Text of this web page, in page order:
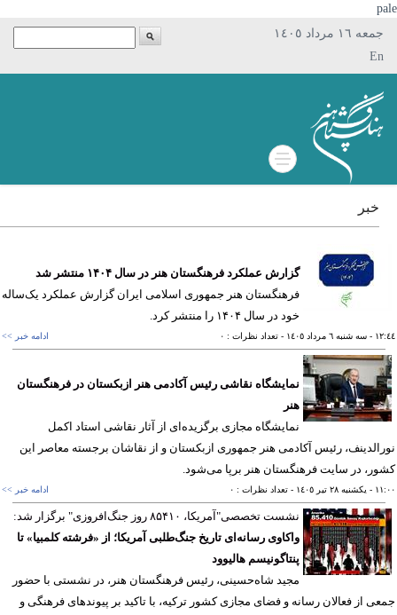
جمعه ١٦ مرداد ١٤٠٥
En
خبر
گزارش عملکرد فرهنگستان هنر در سال ۱۴۰۴ منتشر شد
فرهنگستان هنر جمهوری اسلامی ایران گزارش عملکرد یک‌ساله
خود در سال ۱۴۰۴ را منتشر کرد.
- سه شنبه ٦ مرداد ١٤٠٥ - تعداد نظرات : ٠ ادامه خبر >>
نمایشگاه نقاشی رئیس آکادمی هنر ازبکستان در فرهنگستان
هنر
نمایشگاه مجازی برگزیده‌ای از آثار نقاشی استاد اکمل
رئیس آکادمی هنر جمهوری ازبکستان و از نقاشان برجسته معاصر این
در سایت فرهنگستان هنر برپا می‌شود.
- يکشنبه ٢٨ تير ١٤٠٥ - تعداد نظرات : ٠ ادامه خبر >>
نشست تخصصی"آمریکا، ۸۵۴۱۰ روز جنگ‌افروزی" برگزار شد:
واکاوی رسانه‌ای تاریخ جنگ‌طلبی آمریکا؛ از «فرشته کلمبیا» تا
پنتاگونیسم هالیوود
مجید شاه‌حسینی، رئیس فرهنگستان هنر، در نشستی با حضور
از فعالان رسانه و فضای مجازی کشور ترکیه، با تاکید بر پیوندهای فرهنگی و